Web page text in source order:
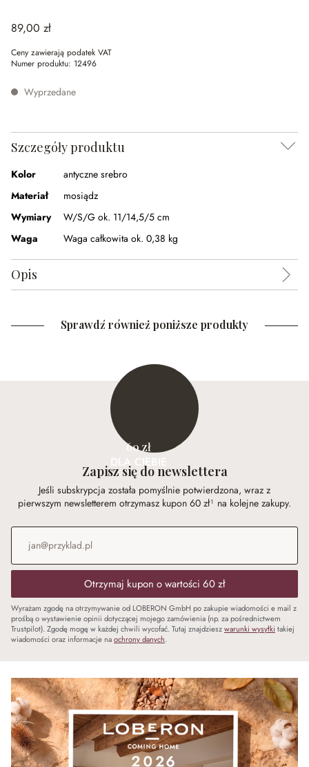
89,00 zł
Ceny zawierają podatek VAT
Numer produktu: 12496
Wyprzedane
Szczegóły produktu
Kolor
antyczne srebro
Materiał
mosiądz
Wymiary
W/S/G ok. 11/14,5/5 cm
Waga
Waga całkowita ok. 0,38 kg
Opis
Sprawdź również poniższe produkty
60 zł
DLA CIEBIE
Zapisz się do newslettera
Jeśli subskrypcja została pomyślnie potwierdzona, wraz z
pierwszym newsletterem otrzymasz kupon 60 zł¹ na kolejne zakupy.
Adres e-mail
Otrzymaj kupon o wartości 60 zł
Wyrażam zgodę na otrzymywanie od LOBERON GmbH po zakupie wiadomości e mail z
prośbą o wystawienie opinii dotyczącej mojego zamówienia (np. za pośrednictwem
Trustpilot). Zgodę mogę w każdej chwili wycofać. Tutaj znajdzieszwarunki wysyłki takiej
wiadomości oraz informacje naochrony danych.